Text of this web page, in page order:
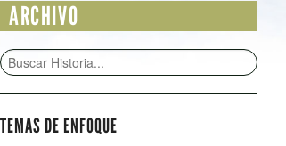
ARCHIVO
TEMAS DE ENFOQUE